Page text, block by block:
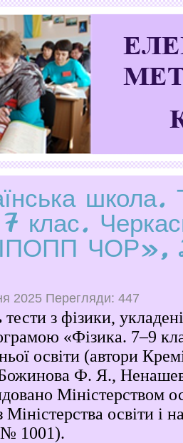
школа.
клас.
ЧОР»,
2025 Перегляди: 447
тести з фізики,
«Фізика. 7–9
освіти (автори
Ф. Я.,
Міністерством
освіти і
№ 1001).